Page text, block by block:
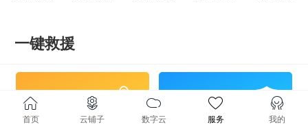
一键救援
一键救援 一键报警
首页 云铺子 数字云 服务 我的